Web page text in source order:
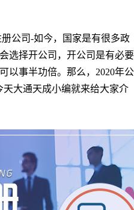
公司-如今，国家是有很多政
选择开公司，开公司是有必要
以事半功倍。那么，2020年公
大通天成小编就来给大家介